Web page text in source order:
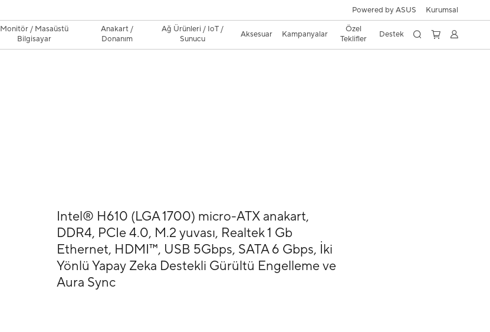
Powered by ASUS
Kurumsal
Monitör / Masaüstü
Bilgisayar
Anakart /
Donanım
Ağ Ürünleri / IoT /
Sunucu
Aksesuar Kampanyalar
Özel
Teklifler
Destek
Intel® H610 (LGA 1700) micro-ATX anakart,
DDR4, PCIe 4.0, M.2 yuvası, Realtek 1 Gb
Ethernet, HDMI™, USB 5Gbps, SATA 6 Gbps, İki
Yönlü Yapay Zeka Destekli Gürültü Engelleme ve
Aura Sync